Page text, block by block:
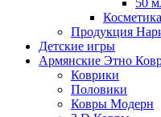
50
Продукция
Детские игры
Армянские Этно
Коврики
Половики
Ковры Модерн